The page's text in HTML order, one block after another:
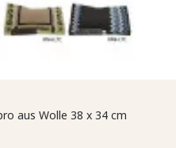
aus Wolle 38 x 34 cm